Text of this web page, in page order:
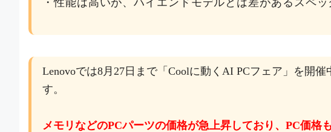
Lenovoでは8月27日まで「Coolに動くAI PCフェア」を開
す。
メモリなどのPCパーツの価格が急上昇しており、PC価格